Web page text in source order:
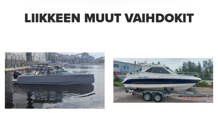
LIIKKEEN MUUT VAIHDOKIT